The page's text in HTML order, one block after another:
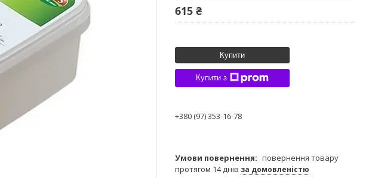
615 ₴
Купити
Купити з
+380 (97) 353-16-78
повернення товару
протягом 14 днів за домовленістю